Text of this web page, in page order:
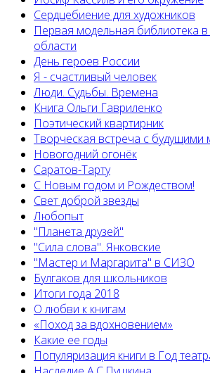
Сердцебиение для художников
Первая модельная библиотека
области
День героев России
Я - счастливый человек
Люди. Судьбы. Времена
Книга Ольги Гавриленко
Поэтический квартирник
Творческая встреча с будущими
Новогодний огонёк
Саратов-Тарту
С Новым годом и Рождеством!
Свет доброй звезды
Любопыт
"Планета друзей"
"Сила слова". Янковские
"Мастер и Маргарита" в СИЗО
Булгаков для школьников
Итоги года 2018
О любви к книгам
«Поход за вдохновением»
Какие ее годы
Популяризация книги в Год